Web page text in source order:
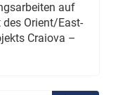
auf
Orient/East-
Craiova –